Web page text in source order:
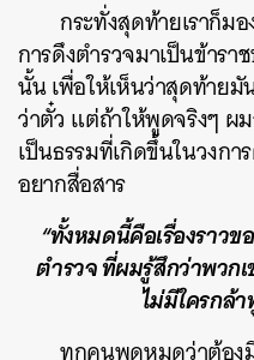
กระทั่งสุดท้ายเราก็ม
การดึงตำรวจมาเป็นข้ารา
นั้น เพื่อให้เห็นว่าสุดท้ายมั
ว่าตั๋ว แต่ถ้าให้พูดจริงๆ ผ
เป็นธรรมที่เกิดขึ้นในวงก
อยากสื่อสาร
“ทั้งหมดนี้คือเรื่องราวข
ตำรวจ ที่ผมรู้สึกว่าพว
ไม่มีใครกล้
ทุกคนพูดหมดว่าต้อง
ค้นหา